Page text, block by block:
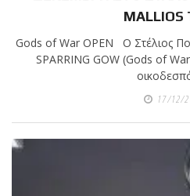
MALLIOS
Gods of War OPEN Ο Στέλιος
SPARRING GOW (Gods of
17/12/